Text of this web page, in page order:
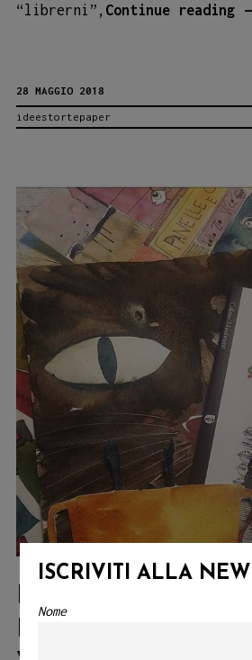
“librerni”, Continue reading
28 MAGGIO 2018
ideestortepaper
IL GATTO CON
DELLA VUCCIRIA
ISCRIVITI ALLA
Nome